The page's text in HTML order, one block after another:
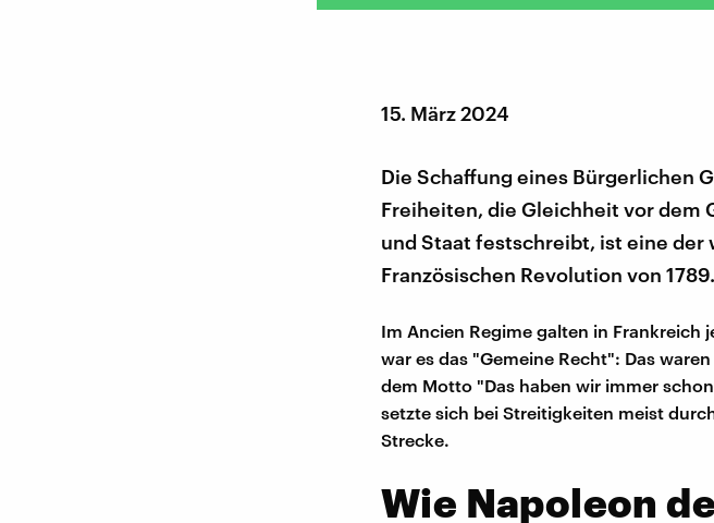
15. März 2024
Die Schaffung eines Bürgerlichen
Freiheiten, die Gleichheit vor dem
und Staat festschreibt, ist eine
Französischen Revolution von
Im Ancien Regime galten in Frankreich
war es das "Gemeine Recht": Das
dem Motto "Das haben wir immer
setzte sich bei Streitigkeiten meist
Strecke.
Wie Napoleon